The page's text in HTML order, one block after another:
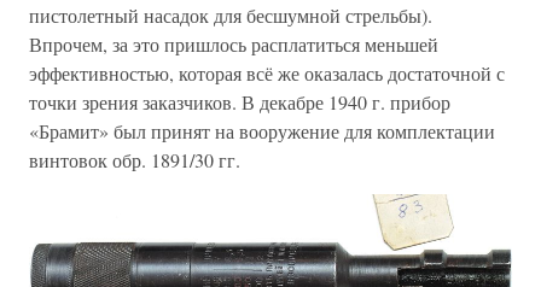
пистолетный насадок для бесшумной стрельбы).
Впрочем, за это пришлось расплатиться меньшей
эффективностью, которая всё же оказалась достаточной с
точки зрения заказчиков. В декабре 1940 г. прибор
«Брамит» был принят на вооружение для комплектации
винтовок обр. 1891/30 гг.